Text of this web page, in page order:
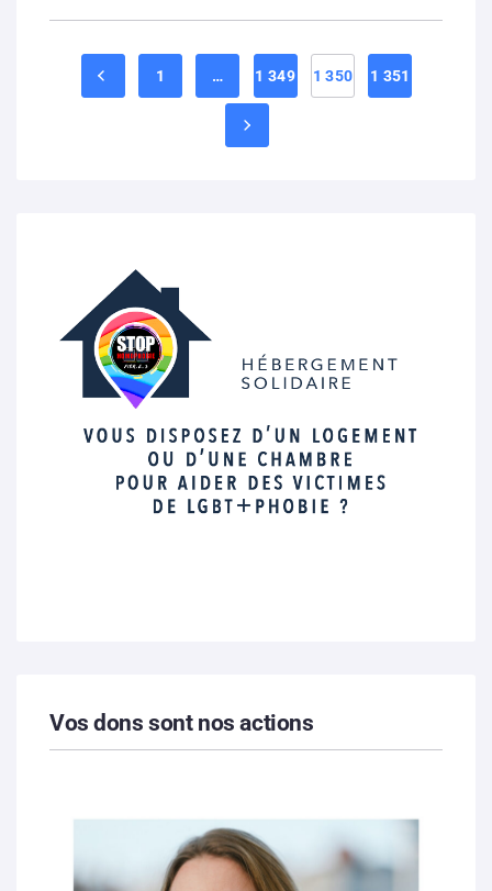
1 … 1 349 1 350 1 351
Vos dons sont nos actions